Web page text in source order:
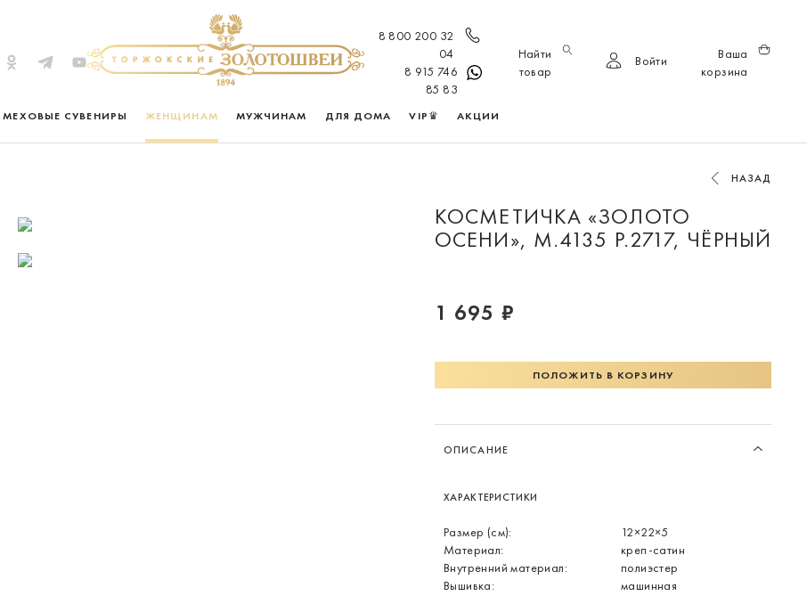
8 800 200 32
04
8 915 746
85 83
Найти
товар
Войти
Ваша
корзина
МЕХОВЫЕ СУВЕНИРЫ ЖЕНЩИНАМ МУЖЧИНАМ ДЛЯ ДОМА VIP♛ АКЦИИ
НАЗАД
КОСМЕТИЧКА «ЗОЛОТО
ОСЕНИ», М.4135 Р.2717, ЧЁРНЫЙ
1 695 ₽
ПОЛОЖИТЬ В КОРЗИНУ
ОПИСАНИЕ
ХАРАКТЕРИСТИКИ
Размер (см):
12×22×5
Материал:
креп-сатин
Внутренний материал:
полиэстер
Вышивка:
машинная